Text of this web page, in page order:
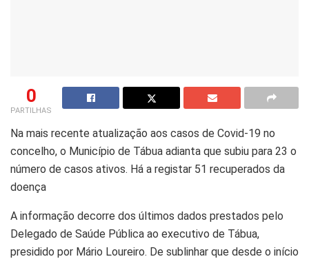
0
PARTILHAS
Na mais recente atualização aos casos de Covid-19 no
concelho, o Município de Tábua adianta que subiu para 23 o
número de casos ativos. Há a registar 51 recuperados da
doença
A informação decorre dos últimos dados prestados pelo
Delegado de Saúde Pública ao executivo de Tábua,
presidido por Mário Loureiro. De sublinhar que desde o início